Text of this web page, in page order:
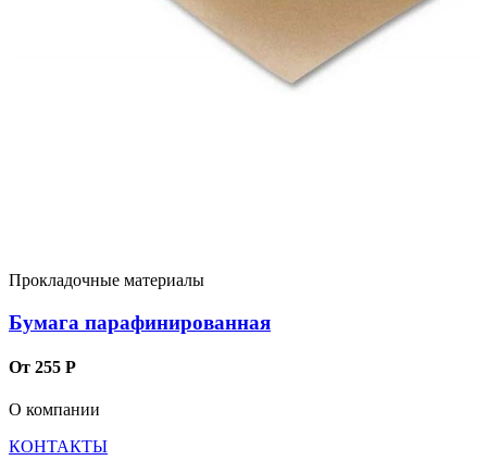
Прокладочные материалы
Бумага парафинированная
От 255 Р
О компании
КОНТАКТЫ